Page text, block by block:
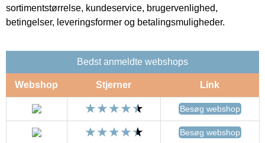
sortimentstørrelse, kundeservice, brugervenlighed,
betingelser, leveringsformer og betalingsmuligheder.
Bedst anmeldte webshops
Webshop Stjerner Link
Besøg webshop
Besøg webshop